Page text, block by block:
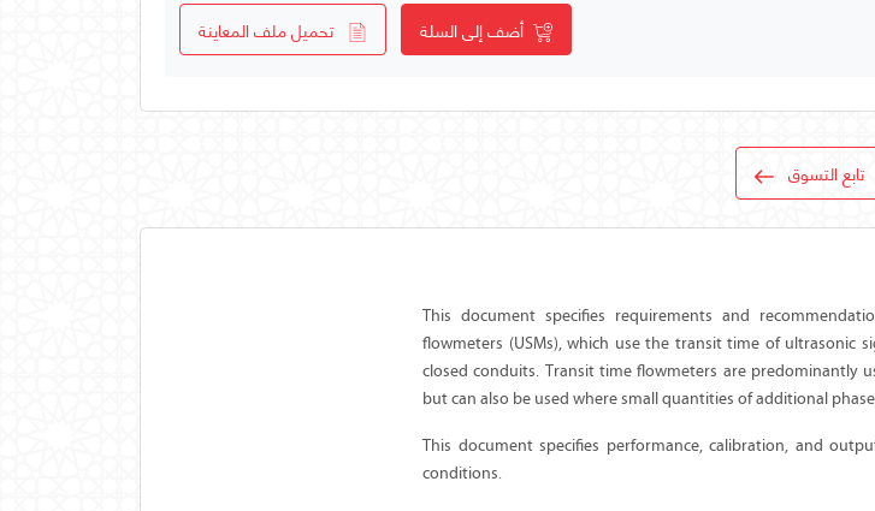
أضف إلى السلة تحميل ملف المعاينة
تابع التسوق
This document specifies requirements and
flowmeters (USMs), which use the transit time of ultrasonic
closed conduits. Transit time flowmeters are predominantly
but can also be used where small quantities of additional
This document specifies performance, calibration, and
conditions.